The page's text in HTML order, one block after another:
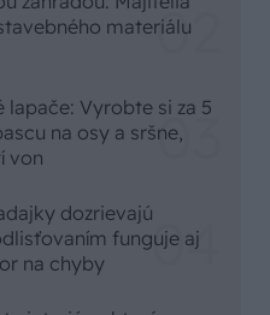
materiálu
lapače: Vyrobte si za 5
na osy a sršne,
von
dozrievajú
funguje aj
na chyby